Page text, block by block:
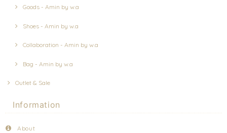
Goods - Amin by w.a
Shoes - Amin by w.a
Collaboration - Amin by w.a
Bag - Amin by w.a
Outlet & Sale
Information
About